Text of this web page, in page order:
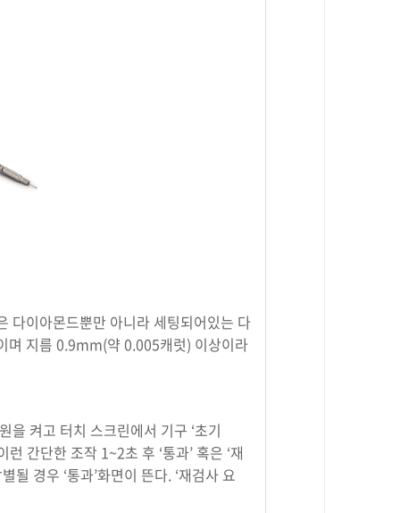
다이아몬드뿐만 아니라 세팅되어있는 다
며 지름 0.9mm(약 0.005캐럿) 이상이라
켜고 터치 스크린에서 기구 ‘초기
간단한 조작 1~2초 후 ‘통과’ 혹은 ‘재
될 경우 ‘통과’화면이 뜬다. ‘재검사 요